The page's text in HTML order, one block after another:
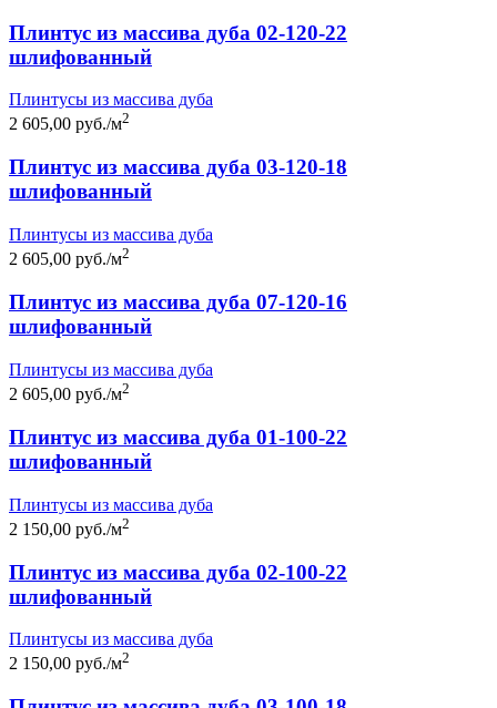
Плинтус из массива дуба 02-120-22
шлифованный
Плинтусы из массива дуба
2 605,00 руб./м2
Плинтус из массива дуба 03-120-18
шлифованный
Плинтусы из массива дуба
2 605,00 руб./м2
Плинтус из массива дуба 07-120-16
шлифованный
Плинтусы из массива дуба
2 605,00 руб./м2
Плинтус из массива дуба 01-100-22
шлифованный
Плинтусы из массива дуба
2 150,00 руб./м2
Плинтус из массива дуба 02-100-22
шлифованный
Плинтусы из массива дуба
2 150,00 руб./м2